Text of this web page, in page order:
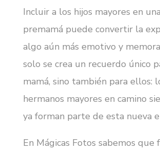
Incluir a los hijos mayores en
premamá puede convertir la
algo aún más emotivo y
solo se crea un recuerdo único
mamá, sino también para ellos:
hermanos mayores en camino
ya forman parte de esta nueva
En Mágicas Fotos sabemos que